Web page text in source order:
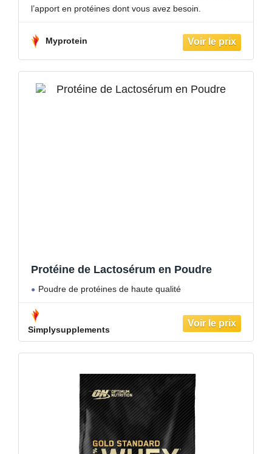
l’apport en protéines dont vous avez besoin.
Myprotein
Protéine de Lactosérum en Poudre
Poudre de protéines de haute qualité
Simplysupplements